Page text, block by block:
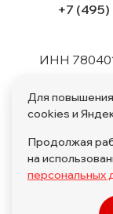
+7 (495)
ИНН
1.02, 1.04, 1.05,
Для
cookies и
Продолжая
на
персональных